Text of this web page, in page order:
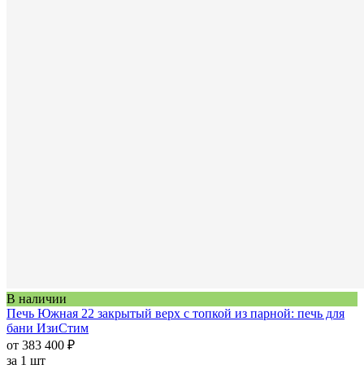
В наличии
Печь Южная 22 закрытый верх с топкой из парной: печь для
бани ИзиСтим
от 383 400 ₽
за 1 шт